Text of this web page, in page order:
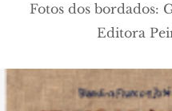
Fotos dos bordados:
Editora